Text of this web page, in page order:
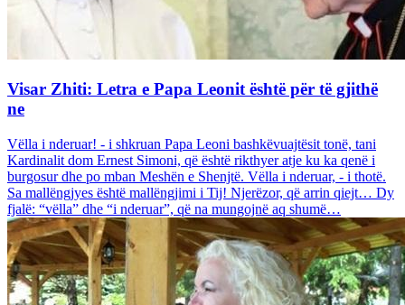
Visar Zhiti: Letra e Papa Leonit është për të gjithë
ne
Vëlla i nderuar! - i shkruan Papa Leoni bashkëvuajtësit tonë, tani
Kardinalit dom Ernest Simoni, që është rikthyer atje ku ka qenë i
burgosur dhe po mban Meshën e Shenjtë. Vëlla i nderuar, - i thotë.
Sa mallëngjyes është mallëngjimi i Tij! Njerëzor, që arrin qiejt… Dy
fjalë: “vëlla” dhe “i nderuar”, që na mungojnë aq shumë…